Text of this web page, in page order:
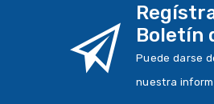
Boletín
Puede darse
nuestra